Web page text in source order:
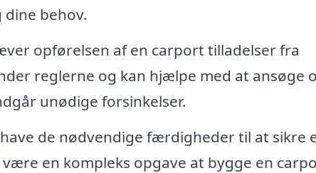
behov.
opførelsen af en carport tilladelser fra
reglerne og kan hjælpe med at ansøge
unødige forsinkelser.
de nødvendige færdigheder til at sikre
en kompleks opgave at bygge en